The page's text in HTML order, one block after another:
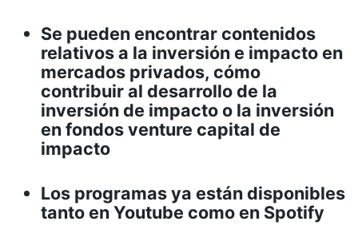
Se pueden encontrar contenidos
relativos a la inversión e impacto en
mercados privados, cómo
contribuir al desarrollo de la
inversión de impacto o la inversión
en fondos venture capital de
impacto
Los programas ya están disponibles
tanto en Youtube como en Spotify